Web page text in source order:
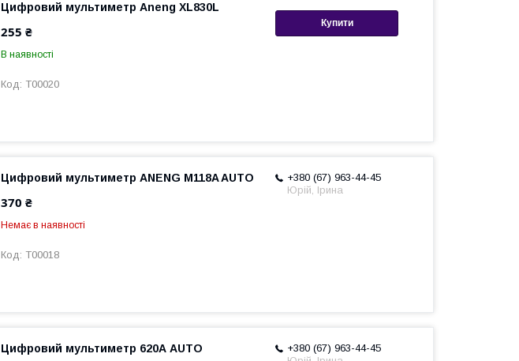
Купити
Цифровий мультиметр Aneng XL830L
255 ₴
В наявності
T00020
+380 (67) 963-44-45
Юрій, Ірина
Цифровий мультиметр ANENG M118A AUTO
370 ₴
Немає в наявності
T00018
+380 (67) 963-44-45
Цифровий мультиметр 620А AUTO